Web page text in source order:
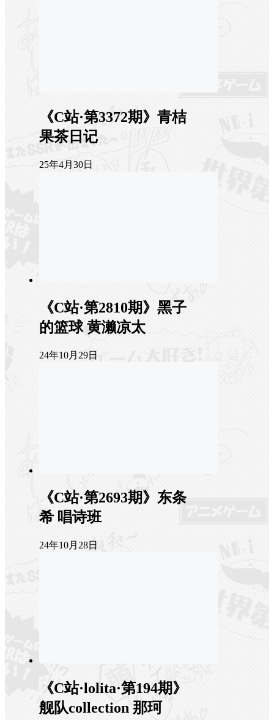
《C站·第3372期》青桔
果茶日记
25年4月30日
《C站·第2810期》黑子
的篮球 黄濑凉太
24年10月29日
《C站·第2693期》东条
希 唱诗班
24年10月28日
《C站·lolita·第194期》
舰队collection 那珂